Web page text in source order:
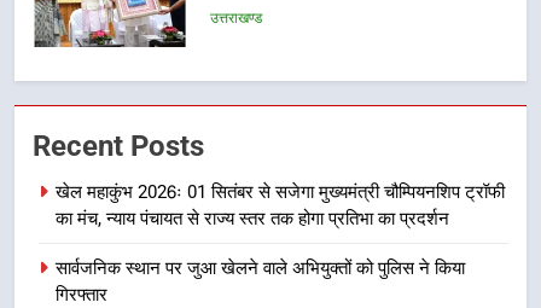
कारीगरों को किया सम्मानित
उत्तराखण्ड
6
उत्तराखंड कांग्रेस में बड़ा संगठनात्मक
उत्तराखण्ड
मुख्यमंत्री धामी बोले- युवाओं को रोजगार
Recent Posts
खेल महाकुंभ 2026ः 01 सितंबर से सजेगा मुख्यमंत्री चौम्पियनशिप ट्रॉफी
का मंच, न्याय पंचायत से राज्य स्तर तक होगा प्रतिभा का प्रदर्शन
सार्वजनिक स्थान पर जुआ खेलने वाले अभियुक्तों को पुलिस ने किया
गिरफ्तार